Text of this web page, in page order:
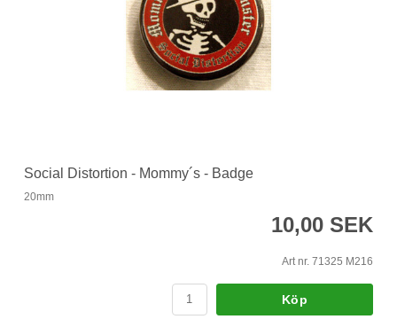
Social Distortion - Mommy´s - Badge
20mm
10,00 SEK
Art nr. 71325 M216
Köp